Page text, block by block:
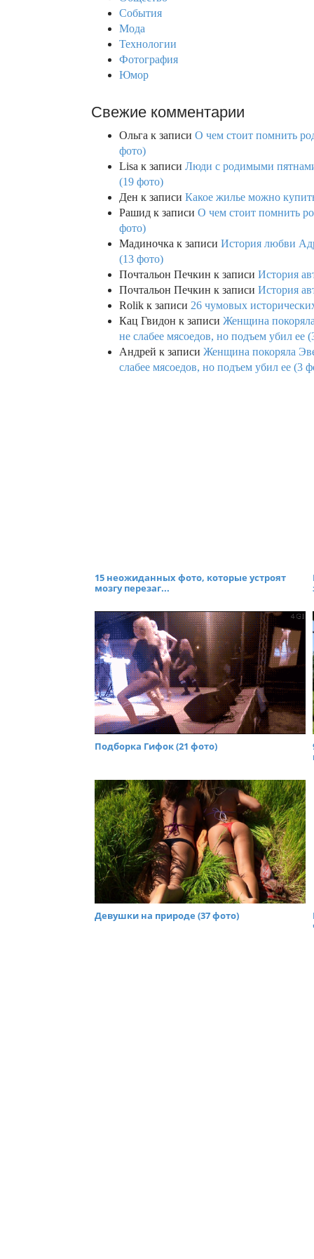
События
Мода
Технологии
Фотография
Юмор
Свежие комментарии
Ольга к записи О чем стоит помнить
фото)
Lisa к записи Люди с родимыми
(19 фото)
Ден к записи Какое жилье можно
Рашид к записи О чем стоит помнить
фото)
Мадиночка к записи История любви
(13 фото)
Почтальон Печкин к записи История
Почтальон Печкин к записи История
Rolik к записи 26 чумовых
Кац Гвидон к записи Женщина
не слабее мясоедов, но подъем убил ее
Андрей к записи Женщина покоряла
слабее мясоедов, но подъем убил ее (3
15 неожиданных фото, которые устроят
мозгу перезаг...
Подборка Гифок (21 фото)
Девушки на природе (37 фото)